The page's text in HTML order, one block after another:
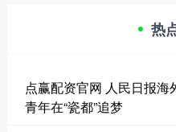
热
点赢配资官网 人民日报
青年在“瓷都”追梦